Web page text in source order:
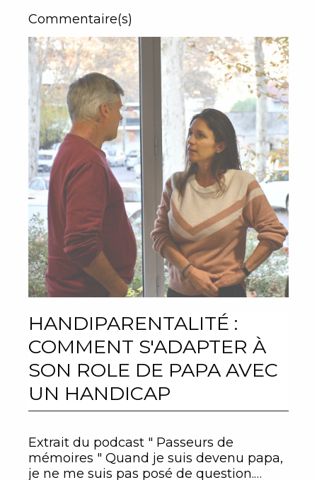
Commentaire(s)
HANDIPARENTALITÉ :
COMMENT S'ADAPTER À
SON ROLE DE PAPA AVEC
UN HANDICAP
Extrait du podcast " Passeurs de
mémoires " Quand je suis devenu papa,
je ne me suis pas posé de question.